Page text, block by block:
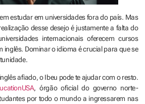
estudar em universidades fora do país. Mas
desse desejo é justamente a falta do
internacionais oferecem cursos
inglês. Dominar o idioma é crucial para que se
afiado, o Ibeu pode te ajudar com o resto.
, órgão oficial do governo norte-
por todo o mundo a ingressarem nas